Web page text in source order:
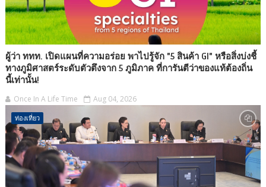
ผู้ว่า ททท. เปิดแผนที่ความอร่อย พาไปรู้จัก "5 สินค้า GI" หรือสิ่งบ่งชี้
ทางภูมิศาสตร์ระดับตัวตึงจาก 5 ภูมิภาค ที่การันตีว่าของแท้ต้องถิ่น
นี้เท่านั้น!
Once In A Life Time Aug 04, 2026
ท่องเที่ยว